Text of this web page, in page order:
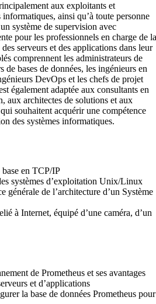
aux exploitants et
ainsi qu’à toute personne
système de supervision avec
pour les professionnels en charge de la
serveurs et des applications dans leur
comprennent les administrateurs de
de bases de données, les ingénieurs en
DevOps et les chefs de projet
également adaptée aux consultants en
aux architectes de solutions et aux
souhaitent acquérir une compétence
des systèmes informatiques.
base en TCP/IP
systèmes d’exploitation Unix/Linux
générale de l’architecture d’un Système
à Internet, équipé d’une caméra, d’un
de Prometheus et ses avantages
et d’applications
la base de données Prometheus pour